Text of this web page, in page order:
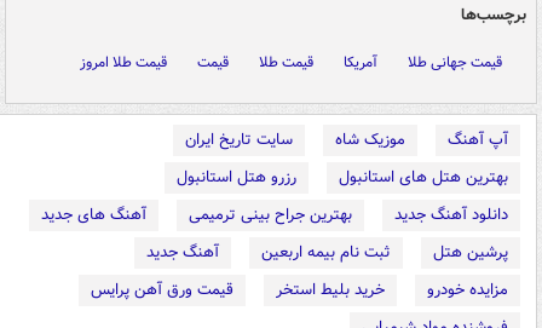
برچسب‌ها
قیمت جهانی طلا آمریکا قیمت طلا قیمت قیمت طلا امروز
آپ آهنگ موزیک شاه
سایت تاریخ ایران
بهترین هتل های استانبول
رزرو هتل استانبول
دانلود آهنگ جدید
بهترین جراح بینی ترمیمی
آهنگ های جدید
پرشین هتل
ثبت نام بیمه اربعین
آهنگ جدید
مزایده خودرو
خرید بلیط استخر
قیمت ورق آهن پرایس